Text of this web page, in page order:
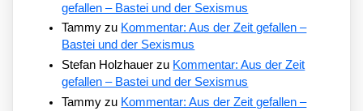
gefallen – Bastei und der Sexismus
Tammy zu Kommentar: Aus der Zeit gefallen –
Bastei und der Sexismus
Stefan Holzhauer zu Kommentar: Aus der Zeit
gefallen – Bastei und der Sexismus
Tammy zu Kommentar: Aus der Zeit gefallen –